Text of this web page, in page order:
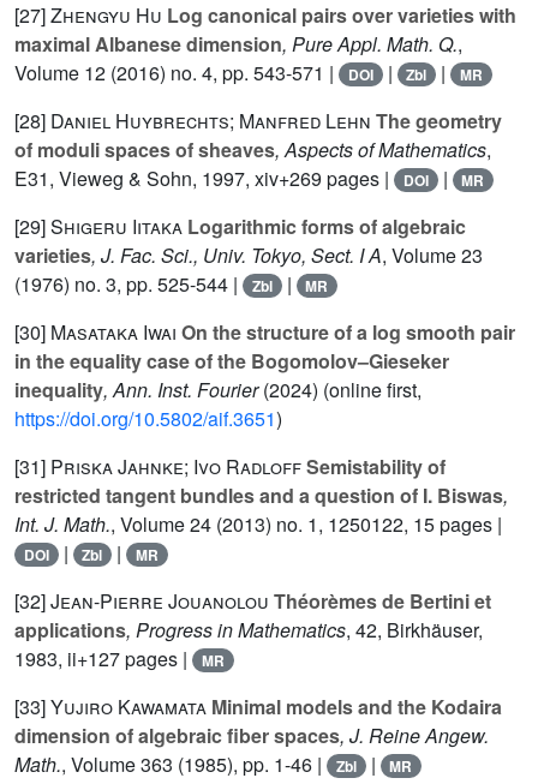
[27]Zhengyu Hu Log canonical pairs over varieties with
maximal Albanese dimension, Pure Appl. Math. Q.,
Volume 12 (2016) no. 4, pp. 543-571 | DOI | Zbl | MR
[28] Daniel Huybrechts; Manfred Lehn The geometry
of moduli spaces of sheaves, Aspects of Mathematics,
E31, Vieweg & Sohn, 1997, xiv+269 pages | DOI | MR
[29]Shigeru Iitaka Logarithmic forms of algebraic
varieties, J. Fac. Sci., Univ. Tokyo, Sect. I A, Volume 23
(1976) no. 3, pp. 525-544 |
Zbl | MR
[30] Masataka Iwai On the structure of a log smooth pair
in the equality case of the Bogomolov–Gieseker
inequality, Ann. Inst. Fourier(2024) (online first,
https://doi.org/10.5802/aif.3651)
[31] Priska Jahnke; Ivo RadloffSemistability of
restricted tangent bundles and a question of I. Biswas,
Int. J. Math., Volume 24 (2013) no. 1, 1250122, 15 pages |
DOI | Zbl | MR
[32]Jean-Pierre Jouanolou Théorèmes de Bertini et
applications, Progress in Mathematics, 42, Birkhäuser,
1983, ii+127 pages |
MR
[33]Yujiro Kawamata Minimal models and the Kodaira
dimension of algebraic fiber spaces, J. Reine Angew.
Math., Volume 363 (1985), pp. 1-46 | Zbl | MR